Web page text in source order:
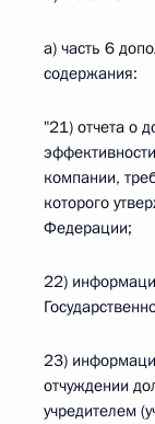
а) часть 6
содержания:
"21) отчета о
компании,
которого
Федерации;
22)
23)
отчуждении
учредителем